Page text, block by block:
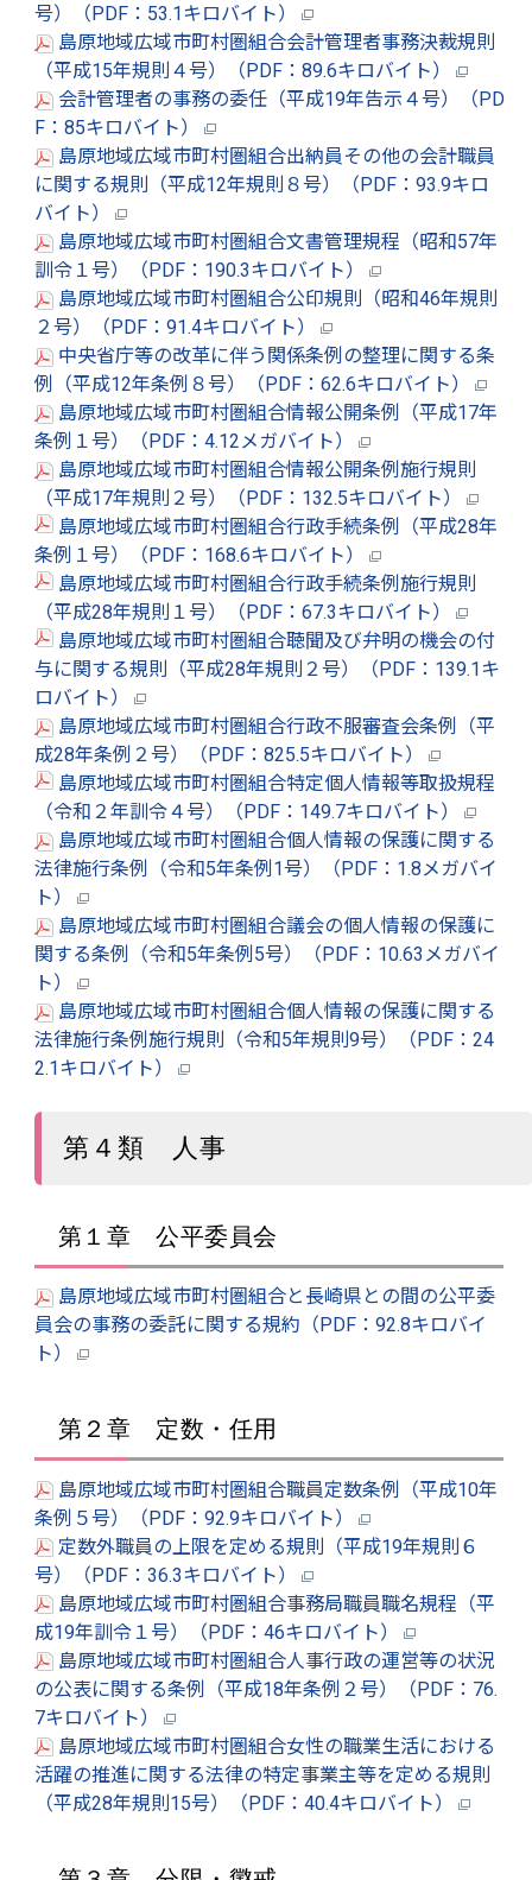
号）（PDF：53.1キロバイト）
島原地域広域市町村圏組合会計管理者事務決裁規則
（平成15年規則４号）（PDF：89.6キロバイト）
会計管理者の事務の委任（平成19年告示４号）（PD
F：85キロバイト）
島原地域広域市町村圏組合出納員その他の会計職員
に関する規則（平成12年規則８号）（PDF：93.9キロ
バイト）
島原地域広域市町村圏組合文書管理規程（昭和57年
訓令１号）（PDF：190.3キロバイト）
島原地域広域市町村圏組合公印規則（昭和46年規則
２号）（PDF：91.4キロバイト）
中央省庁等の改革に伴う関係条例の整理に関する条
例（平成12年条例８号）（PDF：62.6キロバイト）
島原地域広域市町村圏組合情報公開条例（平成17年
条例１号）（PDF：4.12メガバイト）
島原地域広域市町村圏組合情報公開条例施行規則
（平成17年規則２号）（PDF：132.5キロバイト）
島原地域広域市町村圏組合行政手続条例（平成28年
条例１号）（PDF：168.6キロバイト）
島原地域広域市町村圏組合行政手続条例施行規則
（平成28年規則１号）（PDF：67.3キロバイト）
島原地域広域市町村圏組合聴聞及び弁明の機会の付
与に関する規則（平成28年規則２号）（PDF：139.1キ
ロバイト）
島原地域広域市町村圏組合行政不服審査会条例（平
成28年条例２号）（PDF：825.5キロバイト）
島原地域広域市町村圏組合特定個人情報等取扱規程
（令和２年訓令４号）（PDF：149.7キロバイト）
島原地域広域市町村圏組合個人情報の保護に関する
法律施行条例（令和5年条例1号）（PDF：1.8メガバイ
ト）
島原地域広域市町村圏組合議会の個人情報の保護に
関する条例（令和5年条例5号）（PDF：10.63メガバイ
ト）
島原地域広域市町村圏組合個人情報の保護に関する
法律施行条例施行規則（令和5年規則9号）（PDF：24
2.1キロバイト）
第４類 人事
第１章 公平委員会
島原地域広域市町村圏組合と長崎県との間の公平委
員会の事務の委託に関する規約（PDF：92.8キロバイ
ト）
第２章 定数・任用
島原地域広域市町村圏組合職員定数条例（平成10年
条例５号）（PDF：92.9キロバイト）
定数外職員の上限を定める規則（平成19年規則６
号）（PDF：36.3キロバイト）
島原地域広域市町村圏組合事務局職員職名規程（平
成19年訓令１号）（PDF：46キロバイト）
島原地域広域市町村圏組合人事行政の運営等の状況
の公表に関する条例（平成18年条例２号）（PDF：76.
7キロバイト）
島原地域広域市町村圏組合女性の職業生活における
活躍の推進に関する法律の特定事業主等を定める規則
（平成28年規則15号）（PDF：40.4キロバイト）